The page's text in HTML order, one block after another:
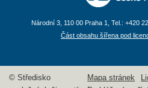
Národní 3, 110 00 Praha 1, Tel.: +420
Část obsahu šířena pod
© Středisko
Mapa stránek